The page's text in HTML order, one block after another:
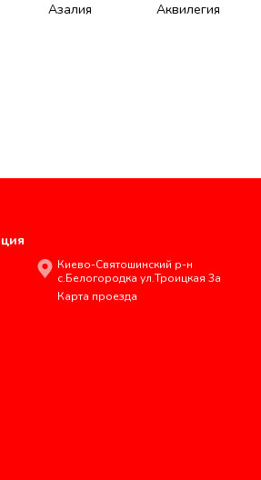
Азалия Аквилегия
Киево-Святошинский р-н
с.Белогородка ул.Троицкая 3а
Карта проезда